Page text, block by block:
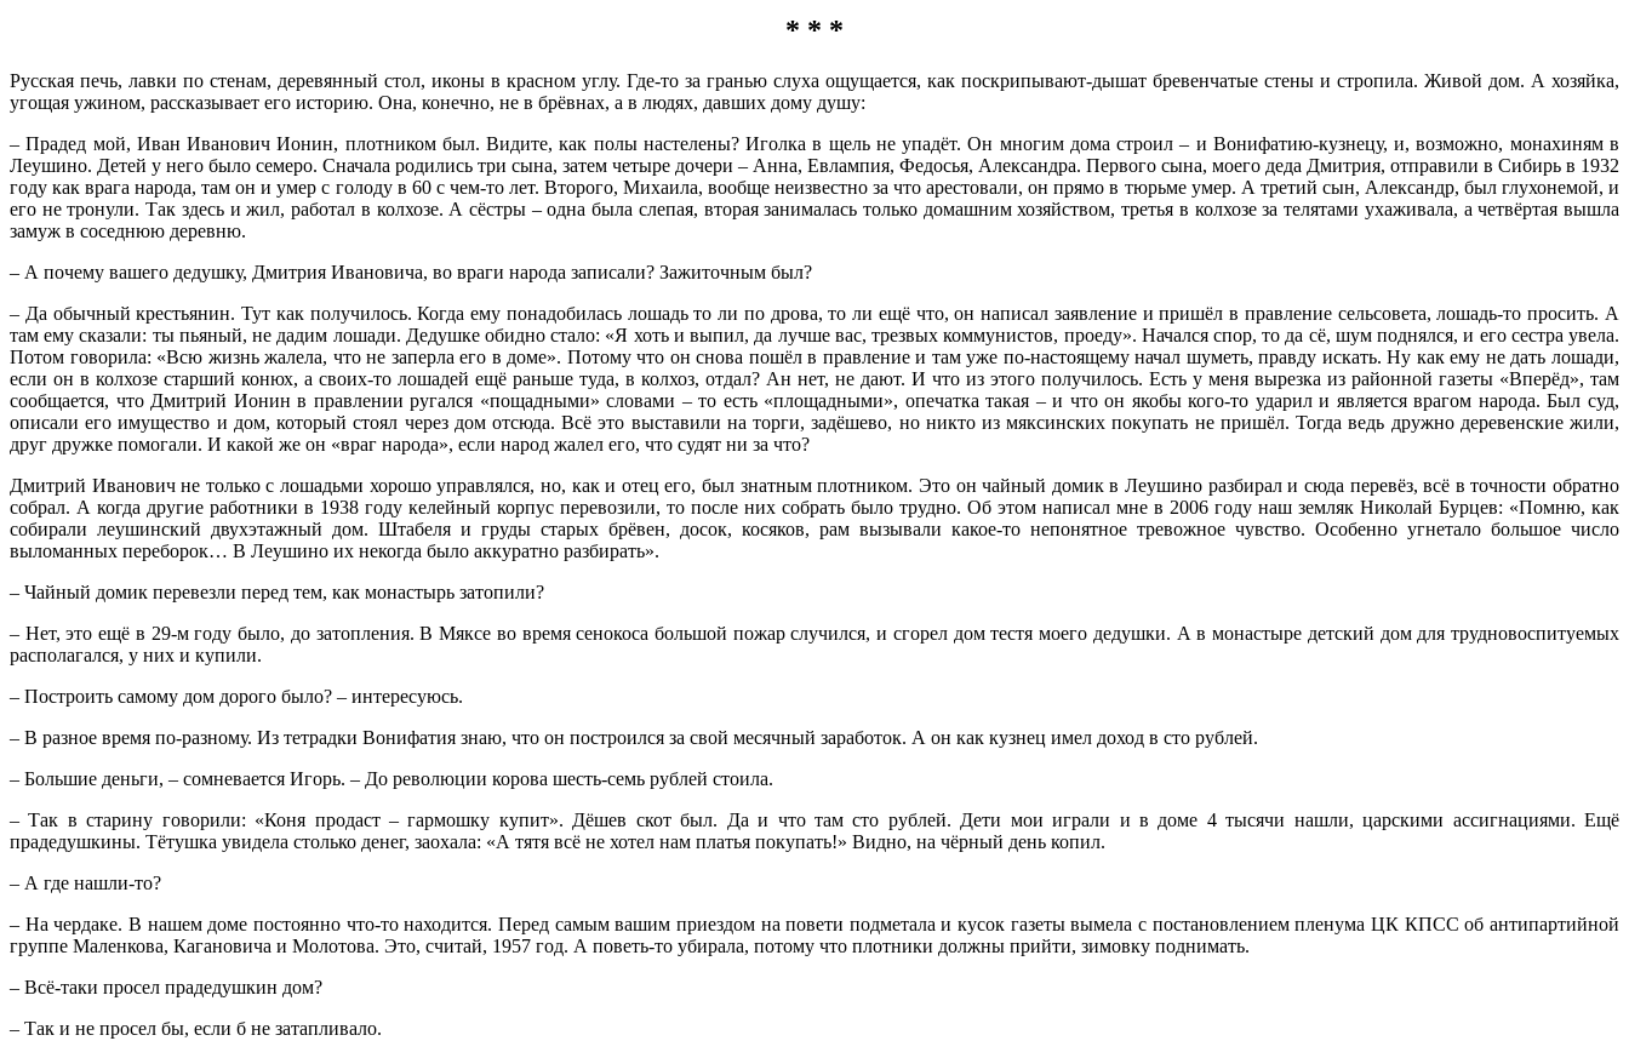
* * *
Русская печь, лавки по стенам, деревянный стол, иконы в красном углу. Где-то за гранью слуха ощущается, как поскрипывают-дышат бревенчатые стены и стропила. Живой дом. А хозяйка,
угощая ужином, рассказывает его историю. Она, конечно, не в брёвнах, а в людях, давших дому душу:
– Прадед мой, Иван Иванович Ионин, плотником был. Видите, как полы настелены? Иголка в щель не упадёт. Он многим дома строил – и Вонифатию-кузнецу, и, возможно, монахиням в
Леушино. Детей у него было семеро. Сначала родились три сына, затем четыре дочери – Анна, Евлампия, Федосья, Александра. Первого сына, моего деда Дмитрия, отправили в Сибирь в 1932
году как врага народа, там он и умер с голоду в 60 с чем-то лет. Второго, Михаила, вообще неизвестно за что арестовали, он прямо в тюрьме умер. А третий сын, Александр, был глухонемой, и
его не тронули. Так здесь и жил, работал в колхозе. А сёстры – одна была слепая, вторая занималась только домашним хозяйством, третья в колхозе за телятами ухаживала, а четвёртая вышла
замуж в соседнюю деревню.
– А почему вашего дедушку, Дмитрия Ивановича, во враги народа записали? Зажиточным был?
– Да обычный крестьянин. Тут как получилось. Когда ему понадобилась лошадь то ли по дрова, то ли ещё что, он написал заявление и пришёл в правление сельсовета, лошадь-то просить. А
там ему сказали: ты пьяный, не дадим лошади. Дедушке обидно стало: «Я хоть и выпил, да лучше вас, трезвых коммунистов, проеду». Начался спор, то да сё, шум поднялся, и его сестра увела.
Потом говорила: «Всю жизнь жалела, что не заперла его в доме». Потому что он снова пошёл в правление и там уже по-настоящему начал шуметь, правду искать. Ну как ему не дать лошади,
если он в колхозе старший конюх, а своих-то лошадей ещё раньше туда, в колхоз, отдал? Ан нет, не дают. И что из этого получилось. Есть у меня вырезка из районной газеты «Вперёд», там
сообщается, что Дмитрий Ионин в правлении ругался «пощадными» словами – то есть «площадными», опечатка такая – и что он якобы кого-то ударил и является врагом народа. Был суд,
описали его имущество и дом, который стоял через дом отсюда. Всё это выставили на торги, задёшево, но никто из мяксинских покупать не пришёл. Тогда ведь дружно деревенские жили,
друг дружке помогали. И какой же он «враг народа», если народ жалел его, что судят ни за что?
Дмитрий Иванович не только с лошадьми хорошо управлялся, но, как и отец его, был знатным плотником. Это он чайный домик в Леушино разбирал и сюда перевёз, всё в точности обратно
собрал. А когда другие работники в 1938 году келейный корпус перевозили, то после них собрать было трудно. Об этом написал мне в 2006 году наш земляк Николай Бурцев: «Помню, как
собирали леушинский двухэтажный дом. Штабеля и груды старых брёвен, досок, косяков, рам вызывали какое-то непонятное тревожное чувство. Особенно угнетало большое число
выломанных переборок… В Леушино их некогда было аккуратно разбирать».
– Чайный домик перевезли перед тем, как монастырь затопили?
– Нет, это ещё в 29-м году было, до затопления. В Мяксе во время сенокоса большой пожар случился, и сгорел дом тестя моего дедушки. А в монастыре детский дом для трудновоспитуемых
располагался, у них и купили.
– Построить самому дом дорого было? – интересуюсь.
– В разное время по-разному. Из тетрадки Вонифатия знаю, что он построился за свой месячный заработок. А он как кузнец имел доход в сто рублей.
– Большие деньги, – сомневается Игорь. – До революции корова шесть-семь рублей стоила.
– Так в старину говорили: «Коня продаст – гармошку купит». Дёшев скот был. Да и что там сто рублей. Дети мои играли и в доме 4 тысячи нашли, царскими ассигнациями. Ещё
прадедушкины. Тётушка увидела столько денег, заохала: «А тятя всё не хотел нам платья покупать!» Видно, на чёрный день копил.
– А где нашли-то?
– На чердаке. В нашем доме постоянно что-то находится. Перед самым вашим приездом на повети подметала и кусок газеты вымела с постановлением пленума ЦК КПСС об антипартийной
группе Маленкова, Кагановича и Молотова. Это, считай, 1957 год. А поветь-то убирала, потому что плотники должны прийти, зимовку поднимать.
– Всё-таки просел прадедушкин дом?
– Так и не просел бы, если б не затапливало.